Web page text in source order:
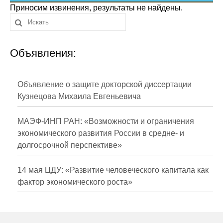
Сотрудники
Отчетность
Противодействие коррупции
Публикации
Научная жизнь
Издания
Проблемы прогнозирования
О журнале
Приносим извинения, результаты не найдены.
Объявления:
Объявление о защите докторской диссертации
Кузнецова Михаила Евгеньевича
МАЭФ-ИНП РАН: «Возможности и ограничения
экономического развития России в средне- и
долгосрочной перспективе»
14 мая ЦДУ: «Развитие человеческого капитала как
фактор экономического роста»